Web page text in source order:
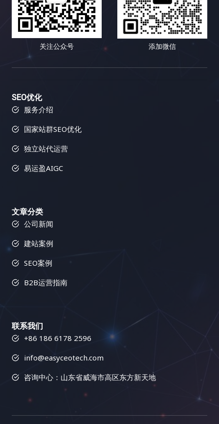
关注公众号 添加微信
SEO优化
服务介绍
国家站群SEO优化
独立站代运营
易运盈AIGC
文章分类
公司新闻
建站案例
SEO案例
B2B运营指南
联系我们
+86 186 6178 2596
info@easyceotech.com
咨询中心：山东省威海市高区东方新天地